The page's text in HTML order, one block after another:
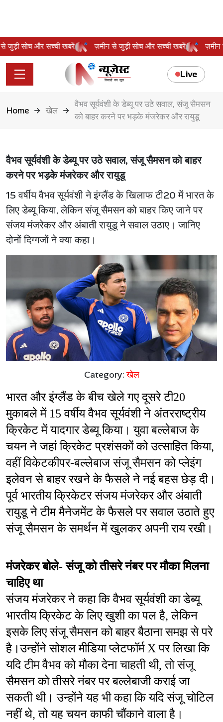
से जुड़ी सोच और सच्ची खबरें ज़मीन से जुड़ी सोच और सच्ची खबरें
Live
Home खेल
वैभव सूर्यवंशी के डेब्यू पर उठे सवाल, संजू सैमसन
को बाहर करने पर भड़के मंजरेकर और रायुडू
वैभव सूर्यवंशी के डेब्यू पर उठे सवाल, संजू सैमसन को बाहर
करने पर भड़के मंजरेकर और रायुडू
15 वर्षीय वैभव सूर्यवंशी ने इंग्लैंड के खिलाफ टी20 में भारत के
लिए डेब्यू किया, लेकिन संजू सैमसन को बाहर किए जाने पर
संजय मंजरेकर और अंबाती रायुडू ने सवाल उठाए। जानिए
दोनों दिग्गजों ने क्या कहा।
Category:खेल
भारत और इंग्लैंड के बीच खेले गए दूसरे टी20
मुकाबले में 15 वर्षीय वैभव सूर्यवंशी ने अंतरराष्ट्रीय
क्रिकेट में यादगार डेब्यू किया। युवा बल्लेबाज के
चयन ने जहां क्रिकेट प्रशंसकों को उत्साहित किया,
वहीं विकेटकीपर-बल्लेबाज संजू सैमसन को प्लेइंग
इलेवन से बाहर रखने के फैसले ने नई बहस छेड़ दी।
पूर्व भारतीय क्रिकेटर संजय मंजरेकर और अंबाती
रायुडू ने टीम मैनेजमेंट के फैसले पर सवाल उठाते हुए
संजू सैमसन के समर्थन में खुलकर अपनी राय रखी।
मंजरेकर बोले- संजू को तीसरे नंबर पर मौका मिलना
चाहिए था
संजय मंजरेकर ने कहा कि वैभव सूर्यवंशी का डेब्यू
भारतीय क्रिकेट के लिए खुशी का पल है, लेकिन
इसके लिए संजू सैमसन को बाहर बैठाना समझ से परे
है।उन्होंने सोशल मीडिया प्लेटफॉर्म X पर लिखा कि
यदि टीम वैभव को मौका देना चाहती थी, तो संजू
सैमसन को तीसरे नंबर पर बल्लेबाजी कराई जा
सकती थी। उन्होंने यह भी कहा कि यदि संजू चोटिल
नहीं थे, तो यह चयन काफी चौंकाने वाला है।